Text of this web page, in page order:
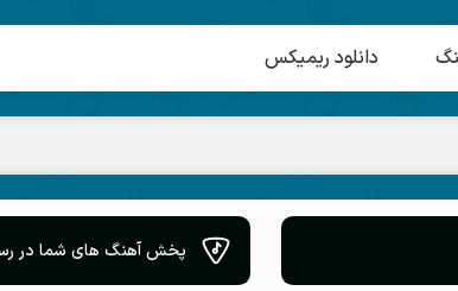
دانلود ریمیکس
پخش آهنگ های شما در